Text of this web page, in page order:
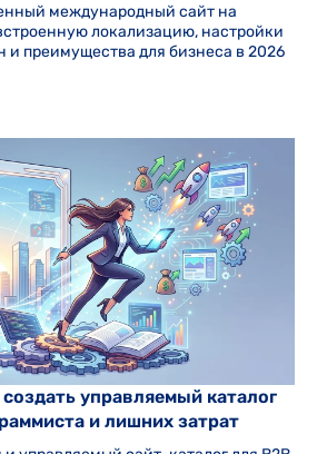
международный сайт на
локализацию, настройки
и преимущества для бизнеса в 2026
управляемый каталог
и лишних затрат